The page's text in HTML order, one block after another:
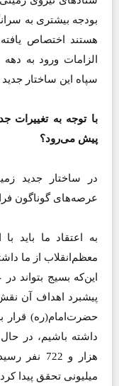
بودجه بیشتری به
هستند اختصاص
الزامات ورود به
سپاه این ساختار
با توجه به تغییرات
پیش می‌رود؟
در ساختار جدید
عرصه‌های گوناگون
به اعتقاد ما باید
معظم‌انقلاب از ما
این‌که بسیج بتواند
پیشبرد اهداف آن نقش
میلیونی تحقق پیدا